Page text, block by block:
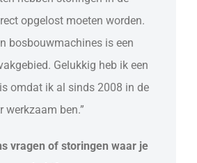
opgelost moeten worden.
bosbouwmachines is een
Gelukkig heb ik een
omdat ik al sinds 2008 in de
werkzaam ben.”
vragen of storingen waar je